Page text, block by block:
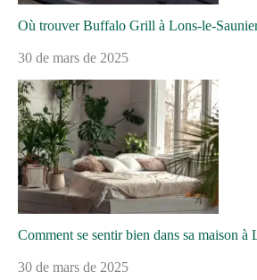
Où trouver Buffalo Grill à Lons-le-
30 de mars de 2025
Comment se sentir bien dans sa maison à
30 de mars de 2025